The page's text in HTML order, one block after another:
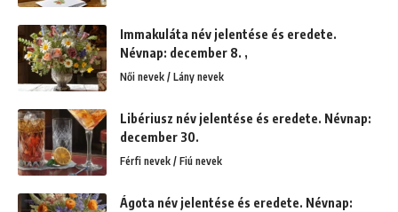
Immakuláta név jelentése és eredete.
Névnap: december 8. ,
Női nevek / Lány nevek
Libériusz név jelentése és eredete. Névnap:
december 30.
Férfi nevek / Fiú nevek
Ágota név jelentése és eredete. Névnap: